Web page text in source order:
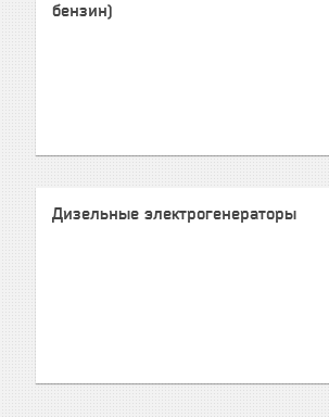
бензин)
Дизельные электрогенераторы